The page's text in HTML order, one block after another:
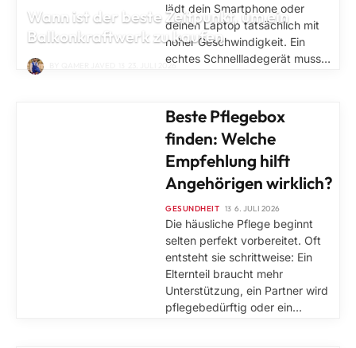
lädt dein Smartphone oder
deinen Laptop tatsächlich mit
hoher Geschwindigkeit. Ein
echtes Schnellladegerät muss…
Wann ist der beste Zeitpunkt, um ein
Balkonkraftwerk zu kaufen
23. JULI 2026
Beste Pflegebox
finden: Welche
Empfehlung hilft
Angehörigen wirklich?
GESUNDHEIT 6. JULI 2026
Die häusliche Pflege beginnt
selten perfekt vorbereitet. Oft
entsteht sie schrittweise: Ein
Elternteil braucht mehr
Unterstützung, ein Partner wird
pflegebedürftig oder ein…